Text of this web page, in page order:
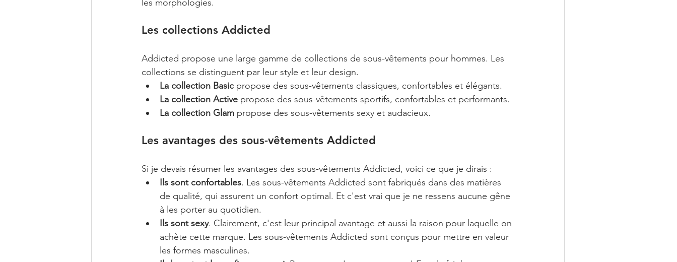
les morphologies.
Les collections Addicted
Addicted propose une large gamme de collections de sous-vêtements pour hommes. Les
collections se distinguent par leur style et leur design.
La collection Basic propose des sous-vêtements classiques, confortables et élégants.
La collection Active propose des sous-vêtements sportifs, confortables et performants.
La collection Glam propose des sous-vêtements sexy et audacieux.
Les avantages des sous-vêtements Addicted
Si je devais résumer les avantages des sous-vêtements Addicted, voici ce que je dirais :
Ils sont confortables. Les sous-vêtements Addicted sont fabriqués dans des matières
de qualité, qui assurent un confort optimal. Et c'est vrai que je ne ressens aucune gêne
à les porter au quotidien.
Ils sont sexy. Clairement, c'est leur principal avantage et aussi la raison pour laquelle on
achète cette marque. Les sous-vêtements Addicted sont conçus pour mettre en valeur
les formes masculines.